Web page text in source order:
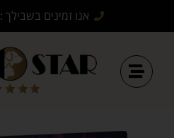
אנו זמינים בשבילך : 052-566-6287